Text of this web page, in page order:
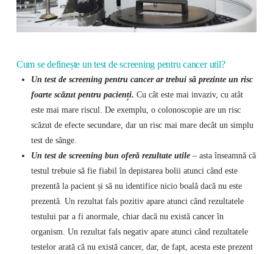
Cum se definește un test de screening pentru cancer util?
Un test de screening pentru cancer ar trebui să prezinte un risc
foarte scăzut pentru pacienți. Cu cât este mai invaziv, cu atât
este mai mare riscul. De exemplu, o colonoscopie are un risc
scăzut de efecte secundare, dar un risc mai mare decât un simplu
test de sânge.
Un test de screening bun oferă rezultate utile – asta înseamnă că
testul trebuie să fie fiabil în depistarea bolii atunci când este
prezentă la pacient și să nu identifice nicio boală dacă nu este
prezentă. Un rezultat fals pozitiv apare atunci când rezultatele
testului par a fi anormale, chiar dacă nu există cancer în
organism. Un rezultat fals negativ apare atunci când rezultatele
testelor arată că nu există cancer, dar, de fapt, acesta este prezent